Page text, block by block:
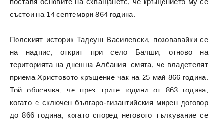
поставя основите на схващането, че кръщението му се
състои на 14 септември 864 година.
Полският историк Тадеуш Василевски, позовавайки се
на надпис, открит при село Балши, отново на
територията на днешна Албания, смята, че владетелят
приема Христовото кръщение чак на 25 май 866 година.
Той обяснява, че през трите години от 863 година,
когато е сключен българо-византийския мирен договор
до 866 година, когато според неговото тълкувание се